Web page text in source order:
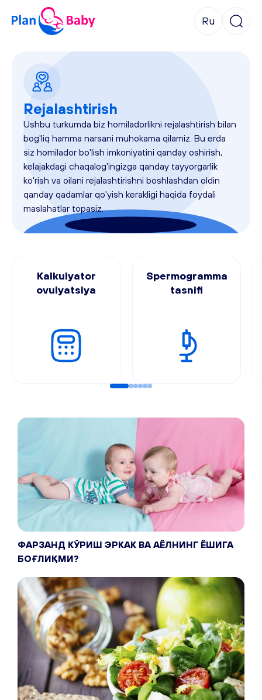
Ru
Rejalashtirish
Ushbu turkumda biz homiladorlikni rejalashtirish bilan
bog'liq hamma narsani muhokama qilamiz. Bu erda
siz homilador bo'lish imkoniyatini qanday oshirish,
kelajakdagi chaqalog'ingizga qanday tayyorgarlik
ko'rish va oilani rejalashtirishni boshlashdan oldin
qanday qadamlar qo'yish kerakligi haqida foydali
maslahatlar topasiz.
Kalkulyator
ovulyatsiya
Spermogramma
tasnifi
ФАРЗАНД КЎРИШ ЭРКАК ВА АЁЛНИНГ ЁШИГА
БОҒЛИҚМИ?